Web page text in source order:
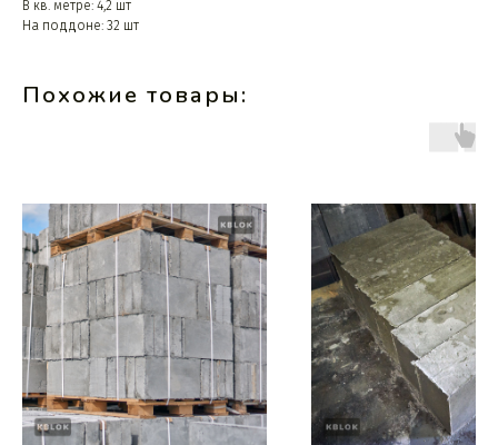
В кв. метре: 4,2 шт
На поддоне: 32 шт
Похожие товары: